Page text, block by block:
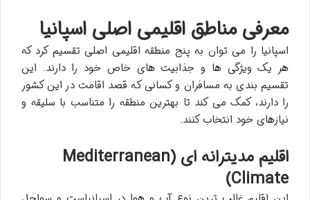
معرفی مناطق اقلیمی اصلی اسپانیا
اسپانیا را می توان به پنج منطقه اقلیمی اصلی تقسیم کرد که
هر یک ویژگی ها و جذابیت های خاص خود را دارند. این
تقسیم بندی به مسافران و کسانی که قصد اقامت در این کشور
را دارند، کمک می کند تا بهترین منطقه را متناسب با سلیقه و
نیازهای خود انتخاب کنند.
اقلیم مدیترانه ای (Mediterranean
Climate)